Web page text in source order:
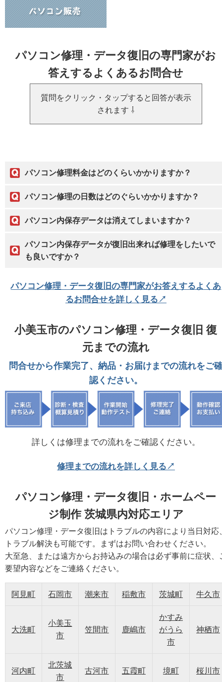
パソコン修理・データ復旧の専門家がお
答えするよくあるお問合せ
質問をクリック・タップすると回答が表示
されます ⇩
パソコン修理料金はどのくらいかかりますか？
パソコン修理の日数はどのぐらいかかりますか？
パソコン内保存データは消えてしまいますか？
パソコン内保存データが復旧出来れば修理をしたいで
も良いですか？
パソコン修理・データ復旧の専門家がお答えするよくあ
るお問合せを詳しく見る↗
小美玉市のパソコン修理・データ復旧 復
元までの流れ
問合せから作業完了、納品・お届けまでの流れをご
認ください。
詳しくは修理までの流れをご確認ください。
修理までの流れを詳しく見る↗
パソコン修理・データ復旧・ホームペー
ジ制作 茨城県内対応エリア
パソコン修理・データ復旧はトラブルの内容により当日対応
トラブル解決も可能です。まずはお問い合わせください。
大至急、または遠方からお持込みの場合は必ず事前に症状、
要望内容などをご連絡ください。
阿見町 石岡市 潮来市 稲敷市 茨城町 牛久市
大洗町
小美玉
市
笠間市 鹿嶋市
かすみ
がうら
市
神栖市
河内町
北茨城
市
古河市 五霞町 境町 桜川市